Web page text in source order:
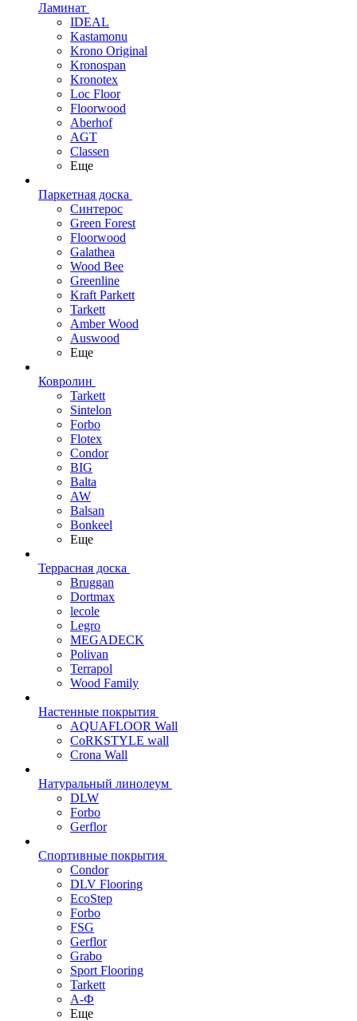
Ламинат
IDEAL
Kastamonu
Krono Original
Kronospan
Kronotex
Loc Floor
Floorwood
Aberhof
AGT
Classen
Еще
Паркетная доска
Синтерос
Green Forest
Floorwood
Galathea
Wood Bee
Greenline
Kraft Parkett
Tarkett
Amber Wood
Auswood
Еще
Ковролин
Tarkett
Sintelon
Forbo
Flotex
Condor
BIG
Balta
AW
Balsan
Bonkeel
Еще
Террасная доска
Bruggan
Dortmax
lecole
Legro
MEGADECK
Polivan
Terrapol
Wood Family
Настенные покрытия
AQUAFLOOR Wall
CoRKSTYLE wall
Crona Wall
Натуральный линолеум
DLW
Forbo
Gerflor
Спортивные покрытия
Condor
DLV Flooring
EcoStep
Forbo
FSG
Gerflor
Grabo
Sport Flooring
Tarkett
А-Ф
Еще